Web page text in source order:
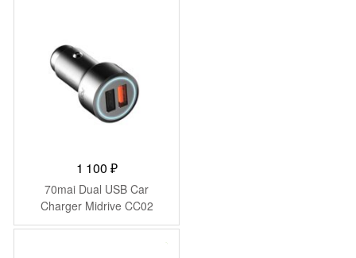
1 100 ₽
70mai Dual USB Car
Charger Midrive CC02